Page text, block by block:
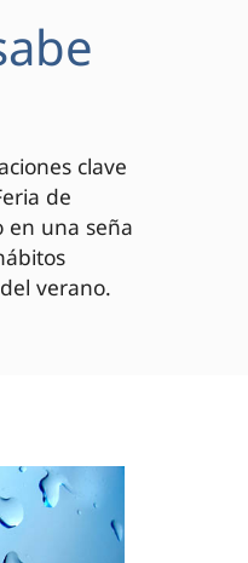
clave
de
en una seña
verano.